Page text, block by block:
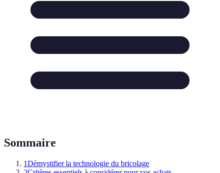
Sommaire
1Démystifier la technologie du bricolage